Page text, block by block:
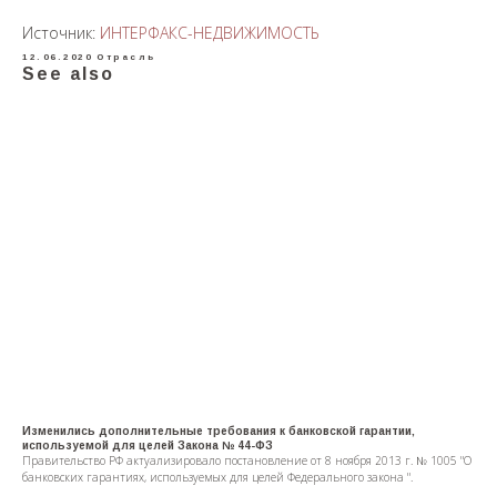
Источник: ИНТЕРФАКС-НЕДВИЖИМОСТЬ
12.06.2020 Отрасль
See also
Изменились дополнительные требования к банковской гарантии,
используемой для целей Закона № 44-ФЗ
Правительство РФ актуализировало постановление от 8 ноября 2013 г. № 1005 "О
банковских гарантиях, используемых для целей Федерального закона ".